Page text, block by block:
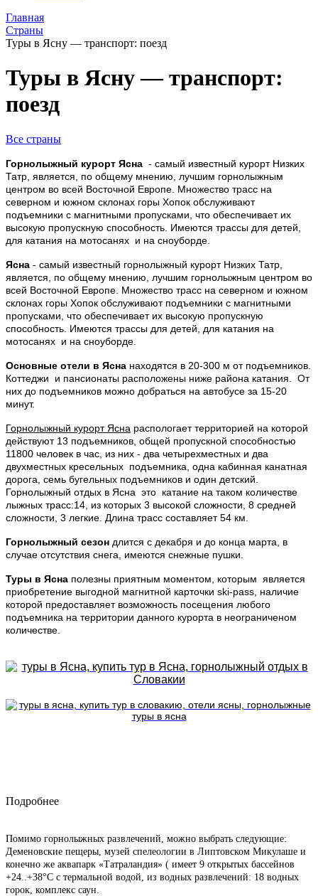
Главная
Страны
Туры в Ясну — транспорт: поезд
Туры в Ясну — транспорт:
поезд
Все страны
Горнолыжный курорт Ясна - самый известный курорт Низких
Татр, является, по общему мнению, лучшим горнолыжным
центром во всей Восточной Европе. Множество трасс на
северном и южном склонах горы Хопок обслуживают
подъемники с магнитными пропусками, что обеспечивает их
высокую пропускную способность. Имеются трассы для детей,
для катания на мотосанях и на сноуборде.
Ясна - самый известный горнолыжный курорт Низких Татр,
является, по общему мнению, лучшим горнолыжным центром во
всей Восточной Европе. Множество трасс на северном и южном
склонах горы Хопок обслуживают подъемники с магнитными
пропусками, что обеспечивает их высокую пропускную
способность. Имеются трассы для детей, для катания на
мотосанях и на сноуборде.
Основные отели в Ясна находятся в 20-300 м от подъемников.
Коттеджи и пансионаты расположены ниже района катания. От
них до подъемников можно добраться на автобусе за 15-20
минут.
Горнолыжный курорт Ясна распологает территорией на которой
действуют 13 подъемников, общей пропускной способностью
11800 человек в час, из них - два четырехместных и два
двухместных кресельных подъемника, одна кабинная канатная
дорога, семь бугельных подъемников и один детский.
Горнолыжный отдых в Ясна это катание на таком количестве
лыжных трасс:14, из которых 3 высокой сложности, 8 средней
сложности, 3 легкие. Длина трасс составляет 54 км.
Горнолыжный сезон длится с декабря и до конца марта, в
случае отсутствия снега, имеются снежные пушки.
Туры в Ясна полезны приятным моментом, которым является
приобретение выгодной магнитной карточки ski-pass, наличие
которой предоставляет возможность посещения любого
подъемника на территории данного курорта в неограниченом
количестве.
Подробнее
Помимо горнолыжных развлечений, можно выбрать следующие:
Деменовские пещеры, музей спелеологии в Липтовском Микулаше и
конечно же аквапарк «Татраландия» ( имеет 9 открытых бассейнов
+24..+38°C с термальной водой, из водных развлечений: 18 водных
горок, комплекс саун.